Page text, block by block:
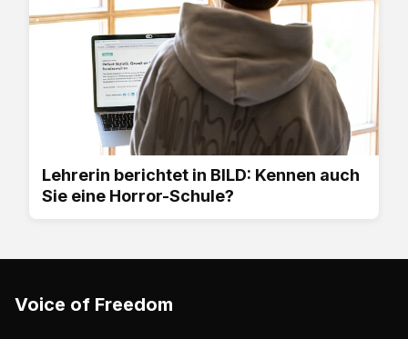
Lehrerin berichtet in BILD: Kennen auch
Sie eine Horror-Schule?
Voice of Freedom